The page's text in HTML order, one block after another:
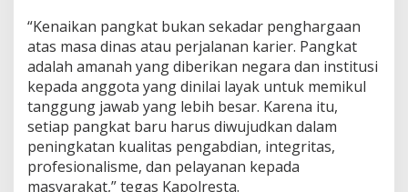
K
a
p
o
r
e
s
t
a
“Kenaikan pangkat bukan sekadar penghargaan
atas masa dinas atau perjalanan karier. Pangkat
adalah amanah yang diberikan negara dan institusi
kepada anggota yang dinilai layak untuk memikul
tanggung jawab yang lebih besar. Karena itu,
setiap pangkat baru harus diwujudkan dalam
peningkatan kualitas pengabdian, integritas,
profesionalisme, dan pelayanan kepada
masyarakat,” tegas Kapolresta.